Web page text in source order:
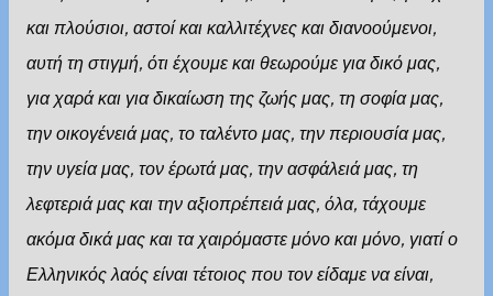
και πλούσιοι, αστοί και καλλιτέχνες και διανοούμενοι,
αυτή τη στιγμή, ότι έχουμε και θεωρούμε για δικό μας,
για χαρά και για δικαίωση της ζωής μας, τη σοφία μας,
την οικογένειά μας, το ταλέντο μας, την περιουσία μας,
την υγεία μας, τον έρωτά μας, την ασφάλειά μας, τη
λεφτεριά μας και την αξιοπρέπειά μας, όλα, τάχουμε
ακόμα δικά μας και τα χαιρόμαστε μόνο και μόνο, γιατί ο
Ελληνικός λαός είναι τέτοιος που τον είδαμε να είναι,